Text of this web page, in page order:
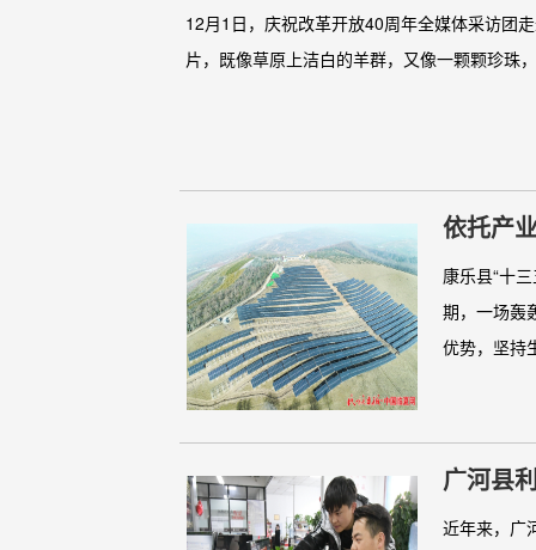
12月1日，庆祝改革开放40周年全媒体采访团
片，既像草原上洁白的羊群，又像一颗颗珍珠
依托产
康乐县“十
期，一场轰
优势，坚持
广河县
近年来，广